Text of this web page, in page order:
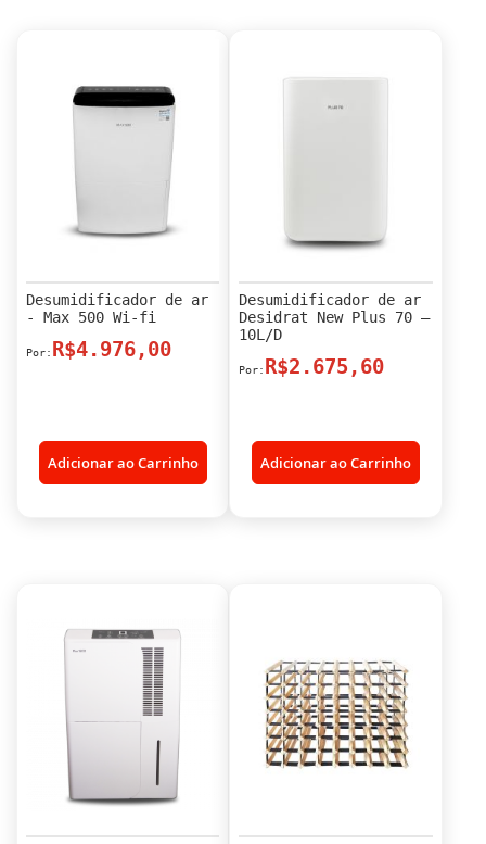
Desumidificador de ar
- Max 500 Wi-fi
R$4.976,00
Adicionar ao Carrinho
Desumidificador de ar
Desidrat New Plus 70 –
10L/D
R$2.675,60
Adicionar ao Carrinho